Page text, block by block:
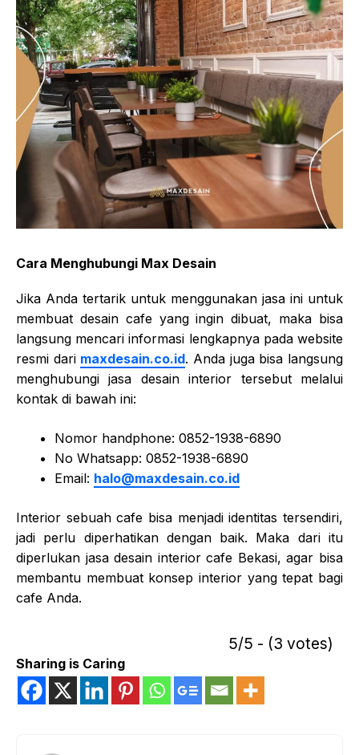
Cara Menghubungi Max Desain
Jika Anda tertarik untuk menggunakan jasa ini untuk
membuat desain cafe yang ingin dibuat, maka bisa
langsung mencari informasi lengkapnya pada website
resmi dari maxdesain.co.id. Anda juga bisa langsung
menghubungi jasa desain interior tersebut melalui
kontak di bawah ini:
Nomor handphone: 0852-1938-6890
No Whatsapp: 0852-1938-6890
Email: halo@maxdesain.co.id
Interior sebuah cafe bisa menjadi identitas tersendiri,
jadi perlu diperhatikan dengan baik. Maka dari itu
diperlukan jasa desain interior cafe Bekasi, agar bisa
membantu membuat konsep interior yang tepat bagi
cafe Anda.
5/5 - (3 votes)
Sharing is Caring